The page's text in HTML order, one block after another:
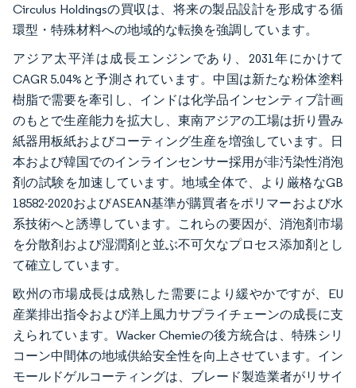
Circulus Holdingsの買収は、将来の製品設計を形成する循
環型・特殊材料への地域的な転換を強調しています。
アジア太平洋は成長エンジンであり、2031年にかけて
CAGR 5.04%と予測されています。中国は新たな粉体塗料
樹脂で需要を牽引し、インドは化学品インセンティブ計画
のもとで生産能力を拡大し、東南アジアの工場は折り畳み
紙器用板紙およびコーティング生産を増強しています。日
本および韓国でのインラインセンサー採用が非汚染性消泡
剤の試験を加速しています。地域全体で、より厳格なGB
18582-2020およびASEAN基準が購買者をポリマーおよび水
系技術へと誘導しています。これらの要因が、消泡剤市場
を分散剤および湿潤剤と並ぶ不可欠なプロセス添加剤とし
て確立しています。
欧州の市場成長は成熟した需要により緩やかですが、EU
産業排出指令および洋上風力サプライチェーンの成長に支
えられています。Wacker Chemieの後方統合は、特殊シリ
コーン中間体の地域供給安全性を向上させています。イン
モールドゲルコーティングは、ブレード製造業者がリサイ